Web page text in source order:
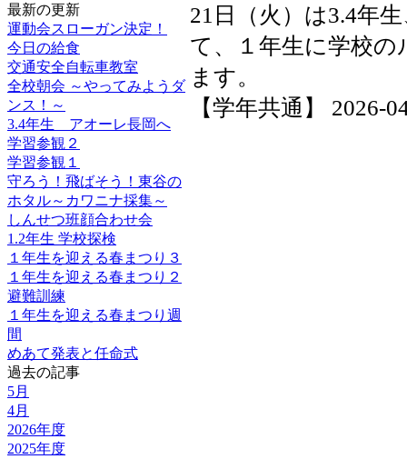
最新の更新
運動会スローガン決定！
今日の給食
交通安全自転車教室
全校朝会 ～やってみようダ
ンス！～
3.4年生 アオーレ長岡へ
学習参観２
学習参観１
守ろう！飛ばそう！東谷の
ホタル～カワニナ採集～
しんせつ班顔合わせ会
1.2年生 学校探検
１年生を迎える春まつり３
１年生を迎える春まつり２
避難訓練
１年生を迎える春まつり週
間
めあて発表と任命式
過去の記事
5月
4月
2026年度
2025年度
21日（火）は3.4年
て、１年生に学校
ます。
【学年共通】 2026-